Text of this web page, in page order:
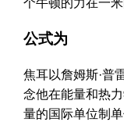
个牛顿的力在一
公式为
焦耳以詹姆斯·普
念他在能量和热
量的国际单位制单